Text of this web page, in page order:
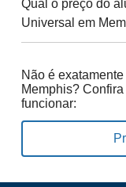
Qual o preço do
Universal em
Não é
Memphis?
funcionar: